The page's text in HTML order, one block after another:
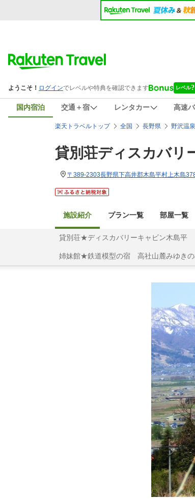
国内宿泊 交通＋宿 レンタカー 高速
楽天トラベルトップ 全国 長野県 野沢温
貸別荘ディスカバ
〒389-2303長野県下高井郡木島平村上木島
施設紹介 プラン一覧 部屋一覧
貸別荘★ディスカバリーキャビン木島平
姉妹館★鉄道模型の宿 高社山麓みゆきの